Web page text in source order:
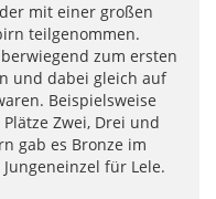
mit einer großen
teilgenommen.
zum ersten
und dabei gleich auf
Beispielsweise
Zwei, Drei und
gab es Bronze im
für Lele.